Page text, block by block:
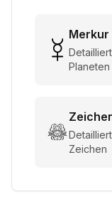
Merkur
Planeten
Zeichen